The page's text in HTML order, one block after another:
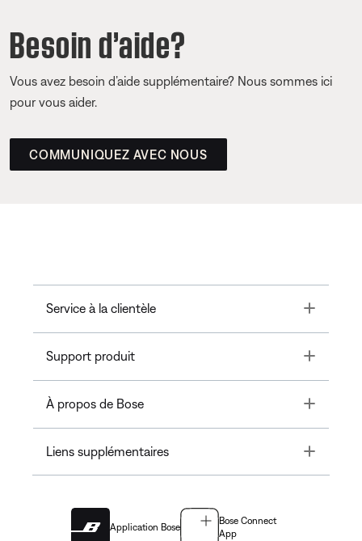
Besoin d’aide?
Vous avez besoin d’aide supplémentaire? Nous sommes ici
pour vous aider.
COMMUNIQUEZ AVEC NOUS
Service à la clientèle Toggle
Support produit Toggle
À propos de Bose Toggle
Liens supplémentaires Toggle
Application Bose
Bose Connect
App